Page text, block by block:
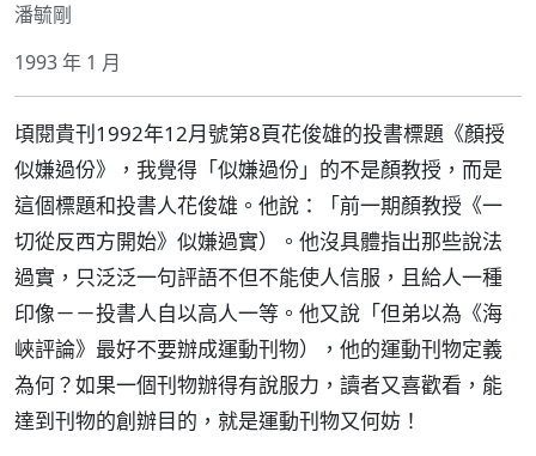
潘毓剛
1993 年 1 月
頃閱貴刊1992年12月號第8頁花俊雄的投書標題《顏授
似嫌過份》，我覺得「似嫌過份」的不是顏教授，而是
這個標題和投書人花俊雄。他說：「前一期顏教授《一
切從反西方開始》似嫌過實）。他沒具體指出那些說法
過實，只泛泛一句評語不但不能使人信服，且給人一種
印像－－投書人自以高人一等。他又說「但弟以為《海
峽評論》最好不要辦成運動刊物），他的運動刊物定義
為何？如果一個刊物辦得有說服力，讀者又喜歡看，能
達到刊物的創辦目的，就是運動刊物又何妨！